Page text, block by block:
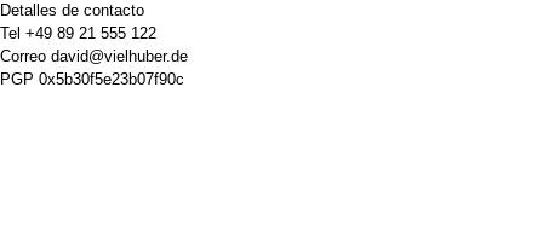
Detalles de contacto
Tel +49 89 21 555 122
Correo david@vielhuber.de
PGP 0x5b30f5e23b07f90c